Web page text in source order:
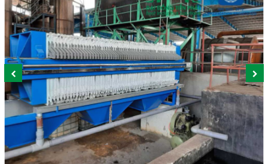
NGÀNH SẢN XUẤT BAO BÌ
NGÀNH GỐM XỨ
SẢN XUẤT NHỰA
NGÀNH GIẤY - BỘT GIẤY
NGÀNH Y TẾ - DƯỢC PHẨM
NGÀNH NGHỀ KHÁC